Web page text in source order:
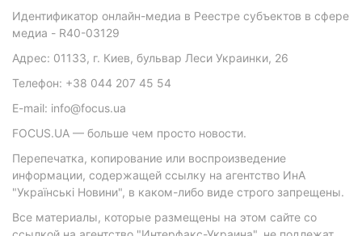
Идентификатор онлайн-медиа в Реестре субъектов в сфере
медиа - R40-03129
Адрес: 01133, г. Киев, бульвар Леси Украинки, 26
Телефон: +38 044 207 45 54
E-mail: info@focus.ua
FOCUS.UA — больше чем просто новости.
Перепечатка, копирование или воспроизведение
информации, содержащей ссылку на агентство ИнА
"Українські Новини", в каком-либо виде строго запрещены.
Все материалы, которые размещены на этом сайте со